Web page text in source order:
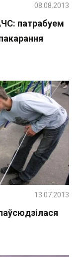
патрабуем
08.08.2013
13.07.2013